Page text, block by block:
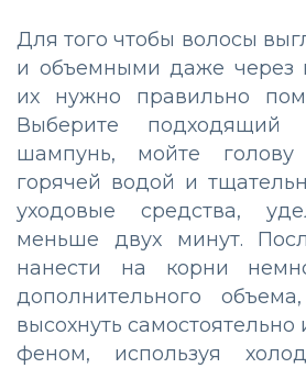
Для того чтобы волосы
и объемными даже через
их нужно правильно
Выберите
шампунь, мойте
горячей водой и
уходовые средства,
меньше двух минут.
нанести на корни
дополнительного
высохнуть
феном, используя